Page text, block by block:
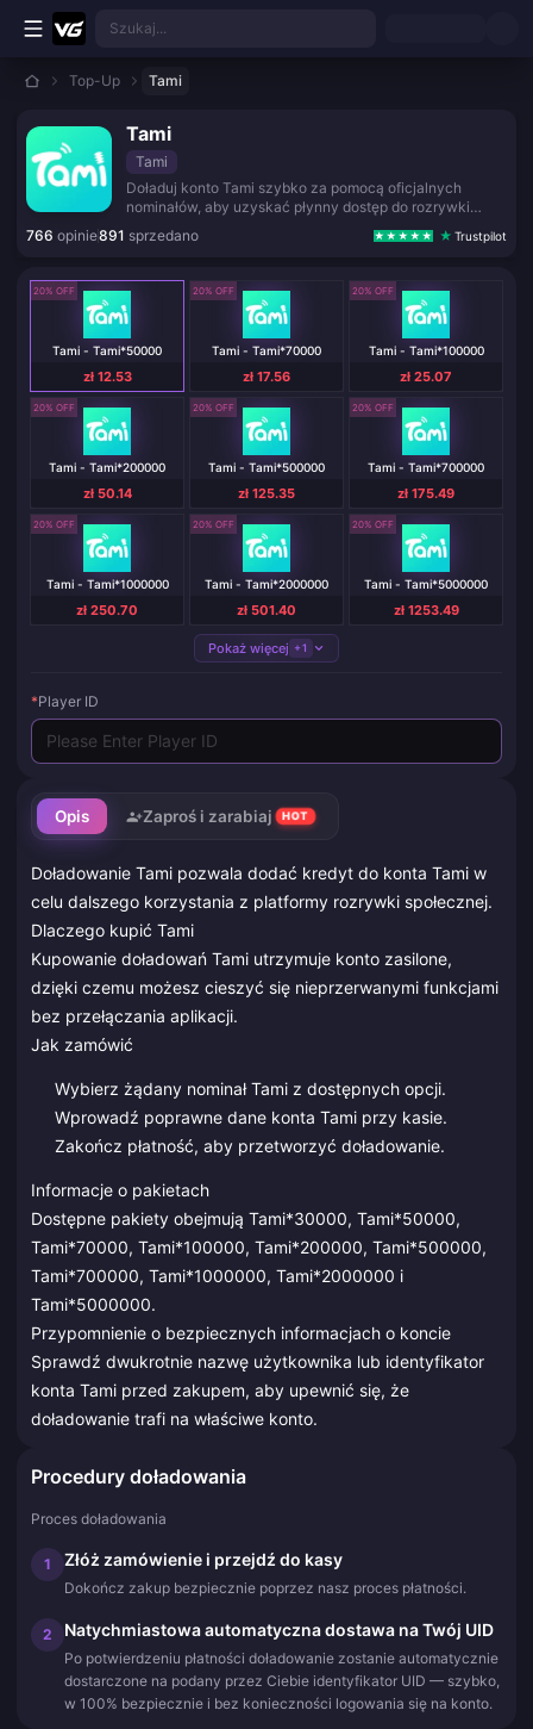
Przejdź do głównej treści
Szukaj...
Top-Up Tami
Tami
Tami
Doładuj konto Tami szybko za pomocą oficjalnych
nominałów, aby uzyskać płynny dostęp do rozrywki
społecznej.
766 opinie891 sprzedano Trustpilot
Opis Zaproś i zarabiaj HOT
Doładowanie Tami pozwala dodać kredyt do konta Tami w
celu dalszego korzystania z platformy rozrywki społecznej.
Dlaczego kupić Tami
Kupowanie doładowań Tami utrzymuje konto zasilone,
dzięki czemu możesz cieszyć się nieprzerwanymi funkcjami
bez przełączania aplikacji.
Jak zamówić
Wybierz żądany nominał Tami z dostępnych opcji.
Wprowadź poprawne dane konta Tami przy kasie.
Zakończ płatność, aby przetworzyć doładowanie.
Informacje o pakietach
Dostępne pakiety obejmują Tami*30000, Tami*50000,
Tami*70000, Tami*100000, Tami*200000, Tami*500000,
Tami*700000, Tami*1000000, Tami*2000000 i
Tami*5000000.
Przypomnienie o bezpiecznych informacjach o koncie
Sprawdź dwukrotnie nazwę użytkownika lub identyfikator
konta Tami przed zakupem, aby upewnić się, że
doładowanie trafi na właściwe konto.
Procedury doładowania
Proces doładowania
1 Złóż zamówienie i przejdź do kasy
Dokończ zakup bezpiecznie poprzez nasz proces płatności.
2 Natychmiastowa automatyczna dostawa na Twój UID
Po potwierdzeniu płatności doładowanie zostanie automatycznie
dostarczone na podany przez Ciebie identyfikator UID — szybko,
w 100% bezpiecznie i bez konieczności logowania się na konto.
20% OFF
Tami - Tami*50000
zł 12.53
20% OFF
Tami - Tami*70000
zł 17.56
20% OFF
Tami - Tami*100000
zł 25.07
20% OFF
Tami - Tami*200000
zł 50.14
20% OFF
Tami - Tami*500000
zł 125.35
20% OFF
Tami - Tami*700000
zł 175.49
20% OFF
Tami - Tami*1000000
zł 250.70
20% OFF
Tami - Tami*2000000
zł 501.40
20% OFF
Tami - Tami*5000000
zł 1253.49
Pokaż więcej +1
*Player ID